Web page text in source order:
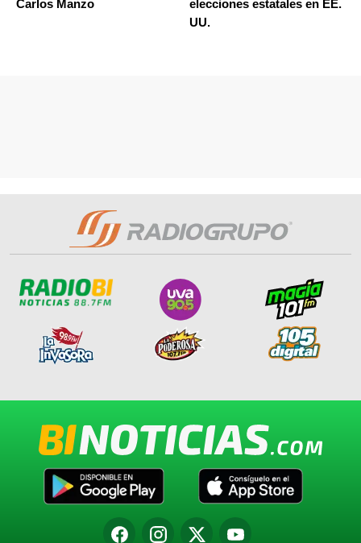
Carlos Manzo
elecciones estatales en EE.
UU.